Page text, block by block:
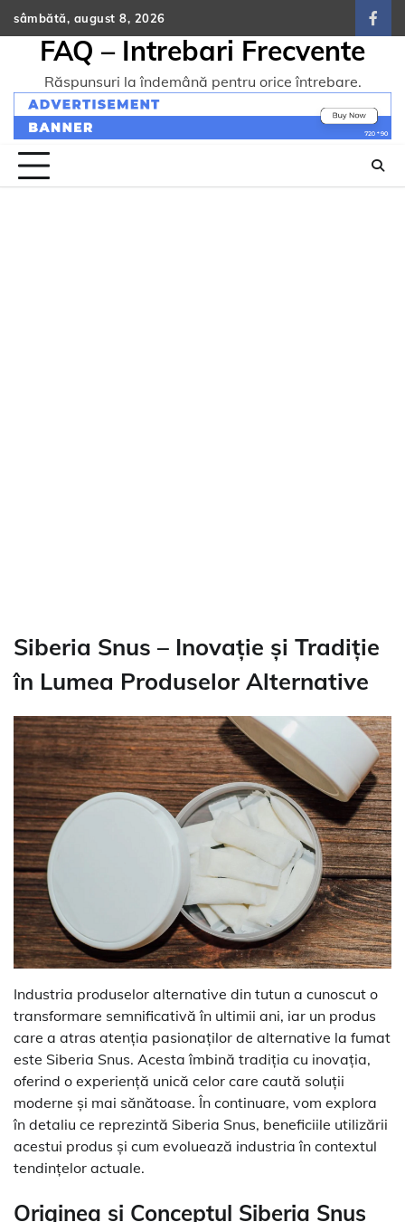
Skip
to
content
sâmbătă, august 8, 2026
FAQ – Intrebari Frecvente
Răspunsuri la îndemână pentru orice întrebare.
Siberia Snus – Inovație și Tradiție
în Lumea Produselor Alternative
Industria produselor alternative din tutun a cunoscut o
transformare semnificativă în ultimii ani, iar un produs
care a atras atenția pasionaților de alternative la fumat
este Siberia Snus. Acesta îmbină tradiția cu inovația,
oferind o experiență unică celor care caută soluții
moderne și mai sănătoase. În continuare, vom explora
în detaliu ce reprezintă Siberia Snus, beneficiile utilizării
acestui produs și cum evoluează industria în contextul
tendințelor actuale.
Originea și Conceptul Siberia Snus